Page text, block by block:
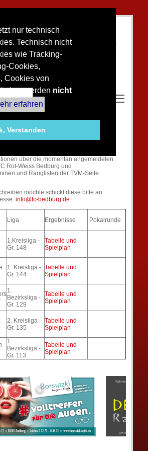
nur technisch
Technisch nicht
wie Tracking-
Cookies,
Cookies von
werden nicht
erfahren
Verstanden
2026 zu den
unseres TC
über die momentan angemeldeten
Rot-Weiss Bedburg und
und Ranglisten der TVM-Seite.
möchte schickt diese bitte an
info@tc-bedburg.de
Liga Ergebnisse Pokalrunde
1.Kreisliga -
Gr. 148
Tabelle und
Spielplan
1. Kreisliga -
Gr. 144
Tabelle und
Spielplan
1.
Bezirksliga -
Gr. 129
Tabelle und
Spielplan
2. Kreisliga -
Gr. 135
Tabelle und
Spielplan
1.
Bezirksliga -
Gr. 113
Tabelle und
Spielplan